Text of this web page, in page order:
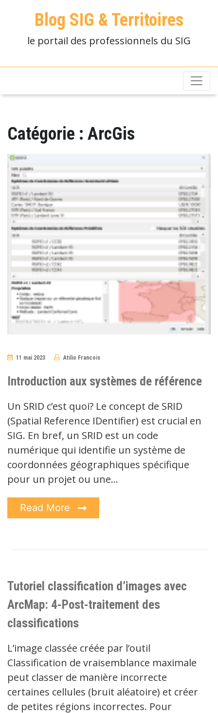
Blog SIG & Territoires
le portail des professionnels du SIG
Catégorie : ArcGis
11 mai 2023 Atilio Francois
Introduction aux systèmes de référence
Un SRID c’est quoi? Le concept de SRID
(Spatial Reference IDentifier) est crucial en
SIG. En bref, un SRID est un code
numérique qui identifie un système de
coordonnées géographiques spécifique
pour un projet ou une…
Read More
Tutoriel classification d’images avec
ArcMap: 4-Post-traitement des
classifications
L’image classée créée par l’outil
Classification de vraisemblance maximale
peut classer de manière incorrecte
certaines cellules (bruit aléatoire) et créer
de petites régions incorrectes. Pour